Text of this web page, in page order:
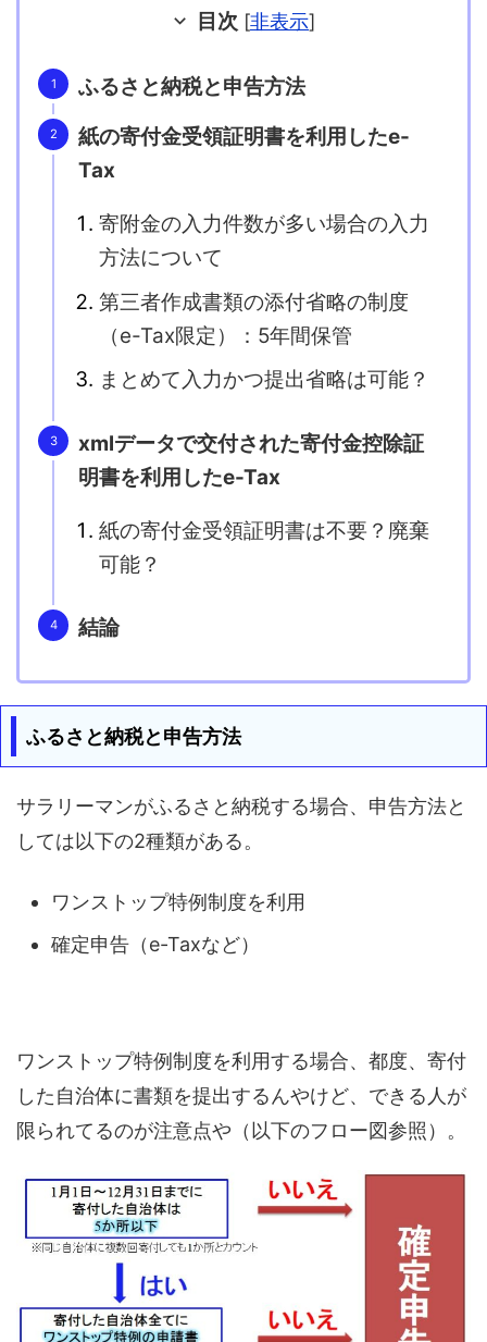
目次 [非表示]
ふるさと納税と申告方法
紙の寄付金受領証明書を利用したe-
Tax
寄附金の入力件数が多い場合の入力
方法について
第三者作成書類の添付省略の制度
（e-Tax限定）：5年間保管
まとめて入力かつ提出省略は可能？
xmlデータで交付された寄付金控除証
明書を利用したe-Tax
紙の寄付金受領証明書は不要？廃棄
可能？
結論
ふるさと納税と申告方法
サラリーマンがふるさと納税する場合、申告方法と
しては以下の2種類がある。
ワンストップ特例制度を利用
確定申告（e-Taxなど）
ワンストップ特例制度を利用する場合、都度、寄付
した自治体に書類を提出するんやけど、できる人が
限られてるのが注意点や（以下のフロー図参照）。